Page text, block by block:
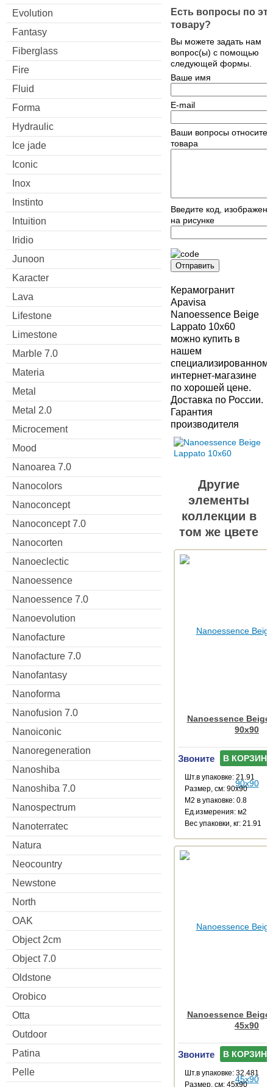
Evolution
Fantasy
Fiberglass
Fire
Fluid
Forma
Hydraulic
Ice jade
Iconic
Inox
Instinto
Intuition
Iridio
Junoon
Karacter
Lava
Lifestone
Limestone
Marble 7.0
Materia
Metal
Metal 2.0
Microcement
Mood
Nanoarea 7.0
Nanocolors
Nanoconcept
Nanoconcept 7.0
Nanocorten
Nanoeclectic
Nanoessence
Nanoessence 7.0
Nanoevolution
Nanofacture
Nanofacture 7.0
Nanofantasy
Nanoforma
Nanofusion 7.0
Nanoiconic
Nanoregeneration
Nanoshiba
Nanoshiba 7.0
Nanospectrum
Nanoterratec
Natura
Neocountry
Newstone
North
OAK
Object 2cm
Object 7.0
Oldstone
Orobico
Otta
Outdoor
Patina
Pelle
Есть вопросы по
товару?
Вы можете задать нам
вопрос(ы) с помощью
следующей формы.
Ваше имя
E-mail
Ваши вопросы
товара
Введите код,
на рисунке
Отправить
Керамогранит
Apavisa
Nanoessence Beige
Lappato 10x60
можно купить в
нашем
специализированном
интернет-магазине
по хорошей цене.
Доставка по России.
Гарантия
производителя
Другие
элементы
коллекции в
том же цвете
Nanoessence Beige
90x90
Звоните В КОРЗИНУ
Шт.в упаковке: 21.91
Размер, см: 90x90
М2 в упаковке: 0.8
Ед.измерения: м2
Веc упаковки, кг: 21.91
Nanoessence Beige
45x90
Звоните В КОРЗИНУ
Шт.в упаковке: 32.481
Размер, см: 45x90